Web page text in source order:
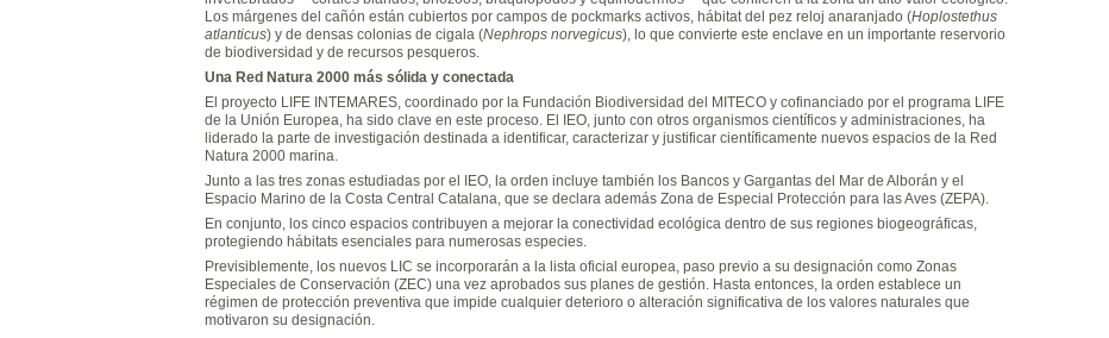
Los márgenes del cañón están cubiertos por campos de pockmarks activos, hábitat del pez reloj anaranjado (Hoplostethus
atlanticus) y de densas colonias de cigala (Nephrops norvegicus), lo que convierte este enclave en un importante reservorio
de biodiversidad y de recursos pesqueros.
Una Red Natura 2000 más sólida y conectada
El proyecto LIFE INTEMARES, coordinado por la Fundación Biodiversidad del MITECO y cofinanciado por el programa LIFE
de la Unión Europea, ha sido clave en este proceso. El IEO, junto con otros organismos científicos y administraciones, ha
liderado la parte de investigación destinada a identificar, caracterizar y justificar científicamente nuevos espacios de la Red
Natura 2000 marina.
Junto a las tres zonas estudiadas por el IEO, la orden incluye también los Bancos y Gargantas del Mar de Alborán y el
Espacio Marino de la Costa Central Catalana, que se declara además Zona de Especial Protección para las Aves (ZEPA).
En conjunto, los cinco espacios contribuyen a mejorar la conectividad ecológica dentro de sus regiones biogeográficas,
protegiendo hábitats esenciales para numerosas especies.
Previsiblemente, los nuevos LIC se incorporarán a la lista oficial europea, paso previo a su designación como Zonas
Especiales de Conservación (ZEC) una vez aprobados sus planes de gestión. Hasta entonces, la orden establece un
régimen de protección preventiva que impide cualquier deterioro o alteración significativa de los valores naturales que
motivaron su designación.